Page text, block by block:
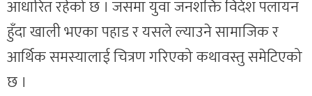
आधारित रहेको छ । जसमा युवा जनशक्ति विदेश पलायन
हुँदा खाली भएका पहाड र यसले ल्याउने सामाजिक र
आर्थिक समस्यालाई चित्रण गरिएको कथावस्तु समेटिएको
छ ।